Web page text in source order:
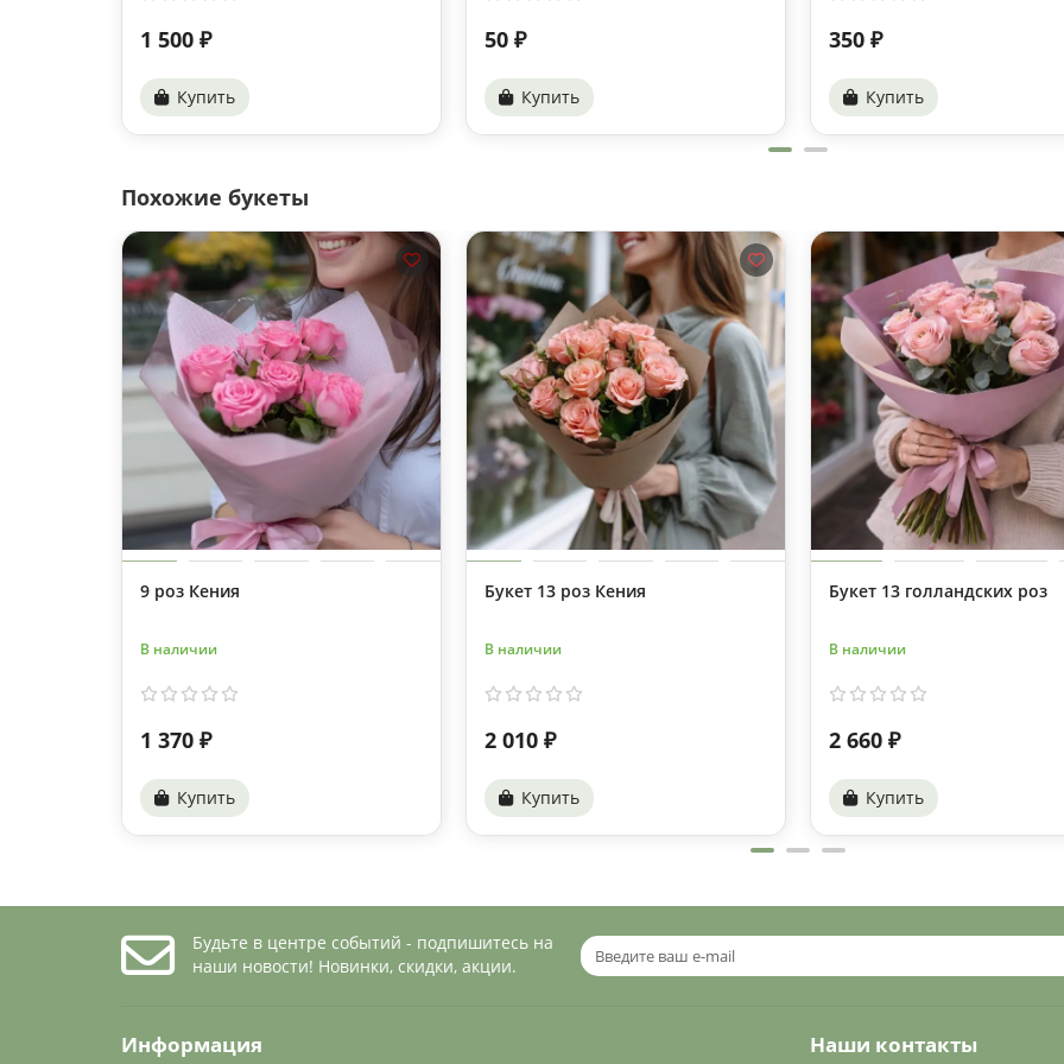
1 500 ₽
Купить
50 ₽
Купить
350 ₽
Купить
Похожие букеты
9 роз Кения
В наличии
1 370 ₽
Купить
Букет 13 роз Кения
В наличии
2 010 ₽
Купить
Букет 13 голландских роз
В наличии
2 660 ₽
Купить
Будьте в центре событий - подпишитесь на
наши новости! Новинки, скидки, акции.
Информация Наши контакты